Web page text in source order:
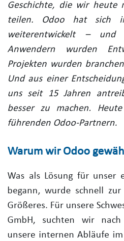
Geschichte, die wir heute
teilen. Odoo hat sich
weiterentwickelt –
Anwendern wurden
Projekten wurden​
Und aus einer
uns seit 15 Jahren
besser zu machen.
führenden Odoo-Partnern.
Warum wir Odoo
Was als Lösung für unser
begann, wurde schnell
Größeres. Für unsere
GmbH, suchten wir
unsere internen Abläufe